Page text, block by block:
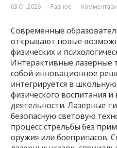
03.01.2026 Разное
Современные
открывают новые
физических и
Интерактивные лазерные
собой инновационное
интегрируется в
физического воспитания и
деятельности. Лазерные
безопасную световую
процесс стрельбы без
оружия или боеприпасов.